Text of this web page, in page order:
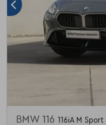
BMW 116 116iA M Sport